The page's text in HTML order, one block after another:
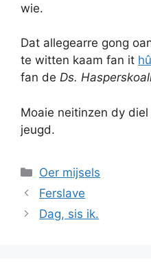
wie.
Dat allegearre gong
te witten kaam fan it
fan de Ds.
Moaie neitinzen dy
jeugd.
Categories
Oer mijsels
Ferslave
Dag, sis ik.